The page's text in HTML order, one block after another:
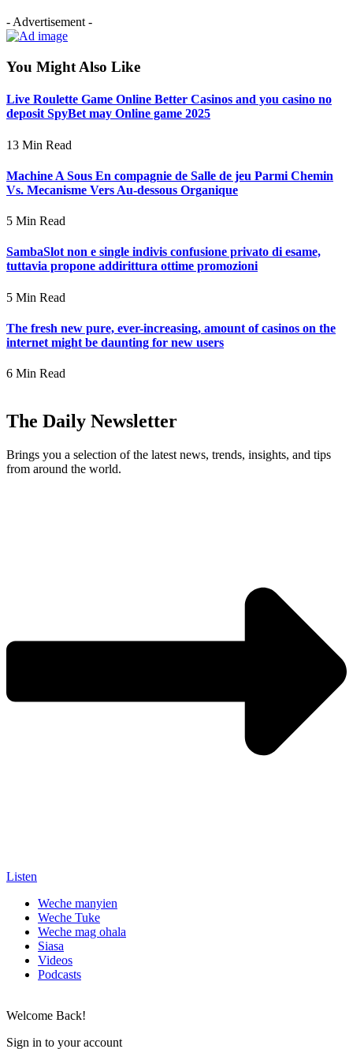
- Advertisement -
You Might Also Like
Live Roulette Game Online Better Casinos and you casino no
deposit SpyBet may Online game 2025
13 Min Read
Machine A Sous En compagnie de Salle de jeu Parmi Chemin
Vs. Mecanisme Vers Au-dessous Organique
5 Min Read
SambaSlot non e single indivis confusione privato di esame,
tuttavia propone addirittura ottime promozioni
5 Min Read
The fresh new pure, ever-increasing, amount of casinos on the
internet might be daunting for new users
6 Min Read
The Daily Newsletter
Brings you a selection of the latest news, trends, insights, and tips
from around the world.
Listen
Weche manyien
Weche Tuke
Weche mag ohala
Siasa
Videos
Podcasts
Welcome Back!
Sign in to your account